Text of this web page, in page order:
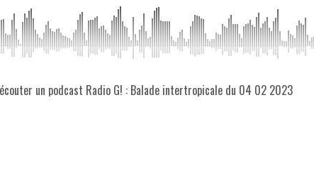
un podcast Radio G! : Balade intertropicale du 04 02 2023